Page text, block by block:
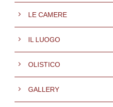
LE CAMERE
IL LUOGO
OLISTICO
GALLERY